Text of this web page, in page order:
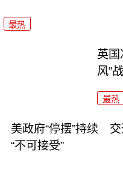
最热
英国
风”
最热
美政府“停摆”持续
“不可接受”